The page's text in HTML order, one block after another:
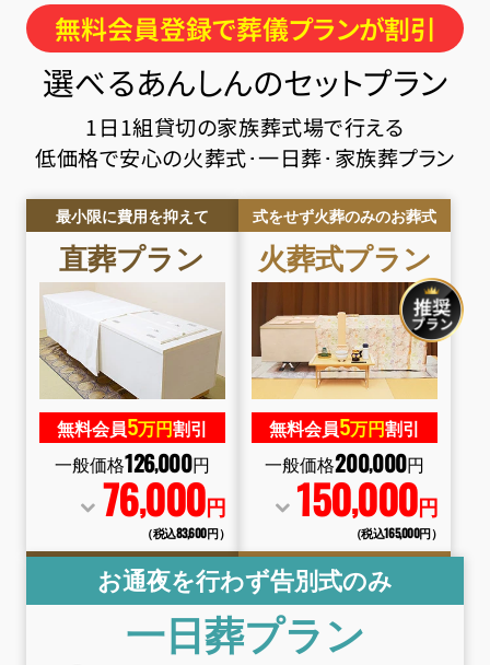
無料会員登録で葬儀プランが割引
選べるあんしんのセットプラン
1日1組貸切の家族葬式場で行える
低価格で安心の火葬式･一日葬･家族葬プラン
最小限に費用を抑えて
直葬プラン
無料会員5万円割引
一般価格126,000円
76,000円
（税込83,600円）
式をせず火葬のみのお葬式
火葬式プラン
無料会員5万円割引
一般価格200,000円
150,000円
（税込165,000円）
お通夜を行わず告別式のみ
一日葬プラン